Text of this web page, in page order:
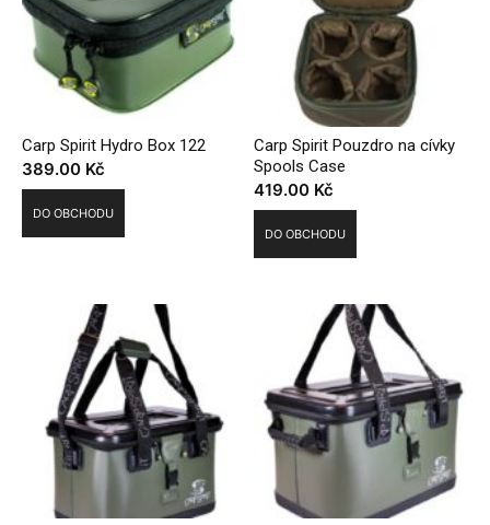
Carp Spirit Hydro Box 122
389.00 Kč
DO OBCHODU
Carp Spirit Pouzdro na cívky
Spools Case
419.00 Kč
DO OBCHODU